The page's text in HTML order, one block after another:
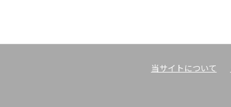
当サイトについて